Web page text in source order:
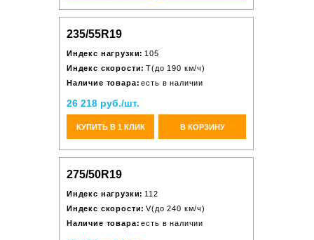
235/55R19
Индекс нагрузки: 105
Индекс скорости: T(до 190 км/ч)
Наличие товара: есть в наличии
26 218 руб./шт.
КУПИТЬ В 1 КЛИК В КОРЗИНУ
275/50R19
Индекс нагрузки: 112
Индекс скорости: V(до 240 км/ч)
Наличие товара: есть в наличии